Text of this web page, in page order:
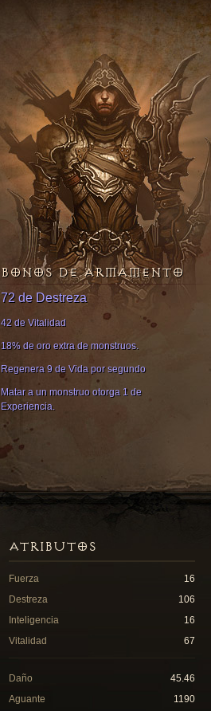
BONOS DE ARMAMENTO
72 de Destreza
42 de Vitalidad
18% de oro extra de monstruos.
Regenera 9 de Vida por segundo
Matar a un monstruo otorga 1 de
Experiencia.
ATRIBUTOS
Fuerza
16
Destreza
106
Inteligencia
16
Vitalidad
67
Daño
45.46
Aguante
1190